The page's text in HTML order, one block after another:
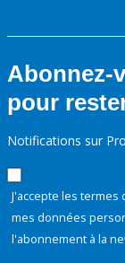
Abonnez-
pour
Notifications sur
J'accepte les termes
mes données
l'abonnement à la